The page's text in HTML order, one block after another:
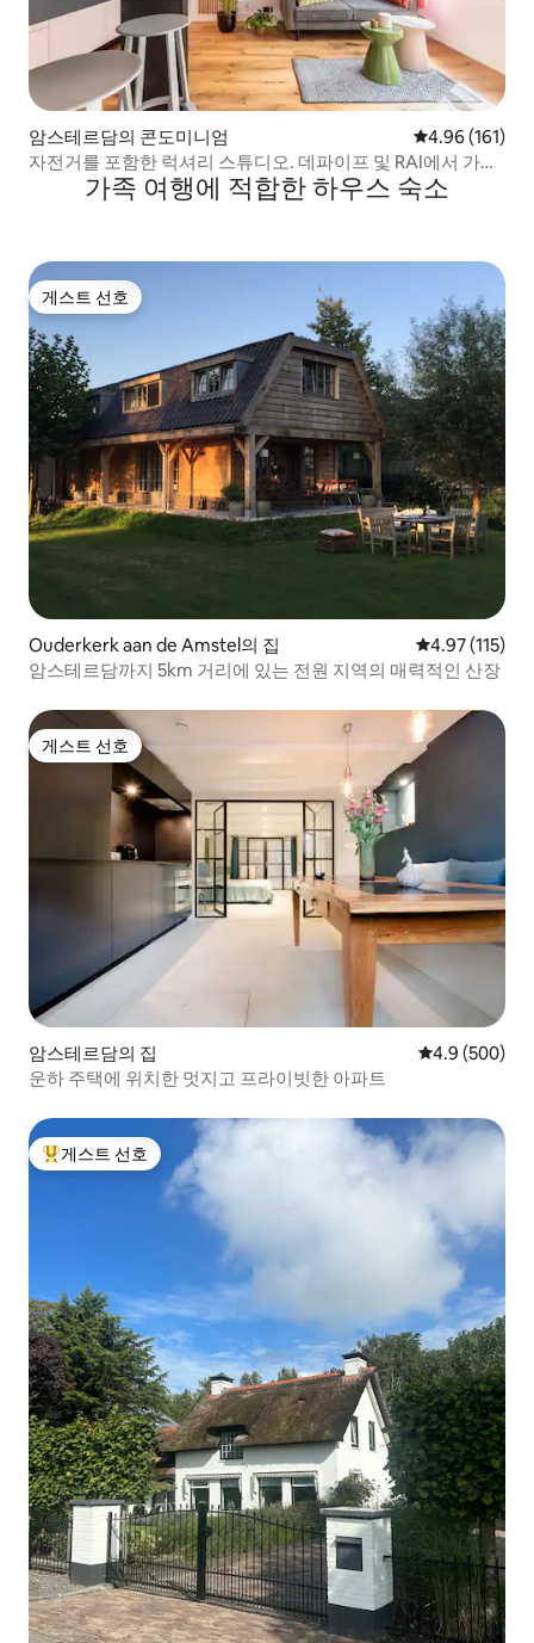
암스테르담의 콘도미니엄 평점 4.96점(5
4.96 (161)
자전거를 포함한 럭셔리 스튜디오. 데파이프 및 RAI에서 가까
가족 여행에 적합한 하우스 숙소
게스트 선호
게스트 선호
Ouderkerk aan de Amstel의 집 평점 4.97점(5
4.97 (115)
암스테르담까지 5km 거리에 있는 전원 지역의 매력적인 산장
게스트 선호
게스트 선호
암스테르담의 집 평점 4.9점(5
4.9 (500)
운하 주택에 위치한 멋지고 프라이빗한 아파트
상위 게스트 선호
게스트 선호